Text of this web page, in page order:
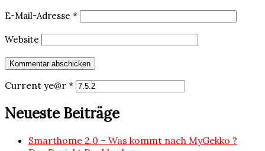
E-Mail-Adresse *
Website
Current ye@r *
Neueste Beiträge
Smarthome 2.0 – Was kommt nach MyGekko ?